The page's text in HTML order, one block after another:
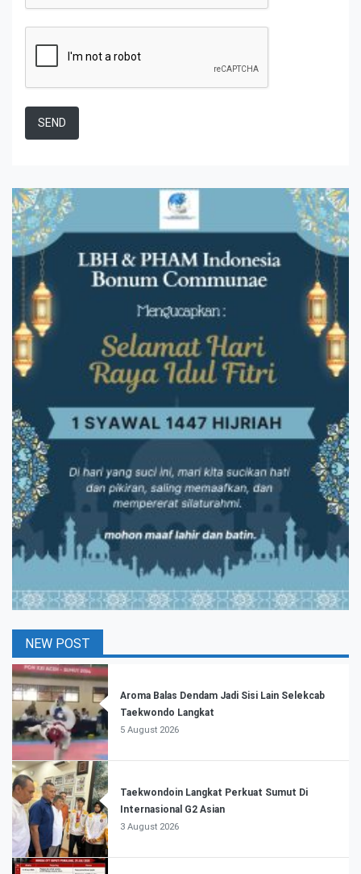
NEW POST
Aroma Balas Dendam Jadi Sisi Lain Selekcab
Taekwondo Langkat
5 August 2026
Taekwondoin Langkat Perkuat Sumut Di
Internasional G2 Asian
3 August 2026